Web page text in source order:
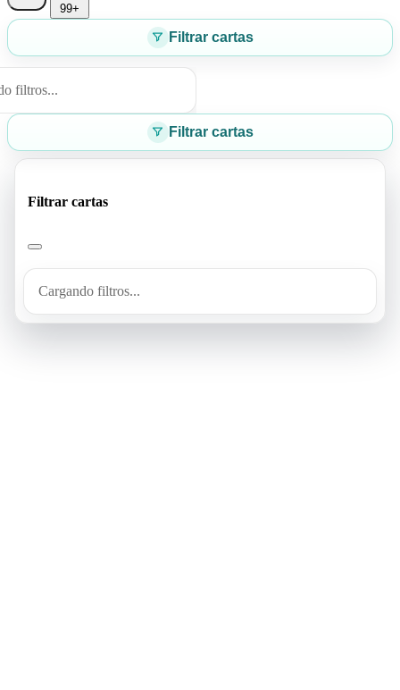
99+
Filtrar cartas
filtros...
Filtrar cartas
Filtrar cartas
Cargando filtros...